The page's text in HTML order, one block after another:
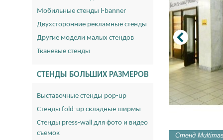
Мобильные стенды l-banner
Двухсторонние рекламные стенды
Другие модели малых стендов
Тканевые стенды
СТЕНДЫ БОЛЬШИХ РАЗМЕРОВ
Выставочные стенды pop-up
Стенды fold-up складные ширмы
Стенды press-wall для фото и видео
съемок
Стенд